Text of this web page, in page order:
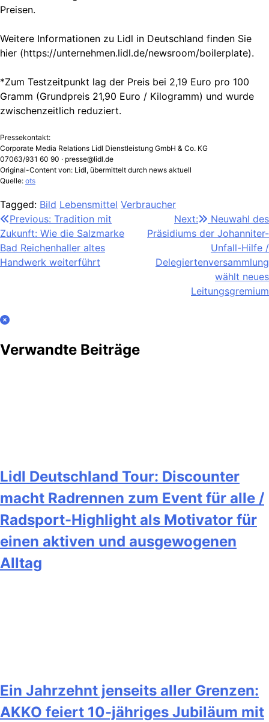
Preisen.
Weitere Informationen zu Lidl in Deutschland finden Sie
hier (https://unternehmen.lidl.de/newsroom/boilerplate).
*Zum Testzeitpunkt lag der Preis bei 2,19 Euro pro 100
Gramm (Grundpreis 21,90 Euro / Kilogramm) und wurde
zwischenzeitlich reduziert.
Pressekontakt:
Corporate Media Relations Lidl Dienstleistung GmbH & Co. KG
07063/931 60 90 · presse@lidl.de
Original-Content von: Lidl, übermittelt durch news aktuell
Quelle: ots
Tagged: Bild Lebensmittel Verbraucher
Beitragsnavigation
Previous: Tradition mit
Zukunft: Wie die Salzmarke
Bad Reichenhaller altes
Handwerk weiterführt
Next:
Neuwahl des
Präsidiums der Johanniter-
Unfall-Hilfe /
Delegiertenversammlung
wählt neues
Leitungsgremium
Verwandte Beiträge
Lidl Deutschland Tour: Discounter
macht Radrennen zum Event für alle /
Radsport-Highlight als Motivator für
einen aktiven und ausgewogenen
Alltag
Ein Jahrzehnt jenseits aller Grenzen:
AKKO feiert 10-jähriges Jubiläum mit